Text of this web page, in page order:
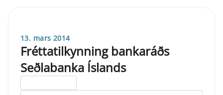
13. mars 2014
Fréttatilkynning bankaráðs
Seðlabanka Íslands